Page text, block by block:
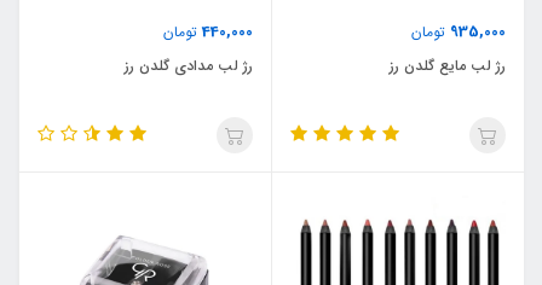
935,000 تومان
رژ لب مایع گلدن رز
440,000تومان
رژ لب مدادی گلدن رز